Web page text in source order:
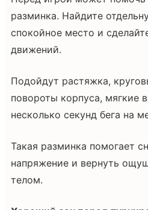
разминка. Найдите
спокойное место и
движений.
Подойдут растяжка,
повороты корпуса, мягкие
несколько секунд бега на
Такая разминка помогает
напряжение и вернуть
телом.